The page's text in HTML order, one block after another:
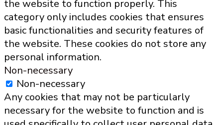
the website to function properly. This
category only includes cookies that ensures
basic functionalities and security features of
the website. These cookies do not store any
personal information.
Non-necessary
Non-necessary
Any cookies that may not be particularly
necessary for the website to function and is